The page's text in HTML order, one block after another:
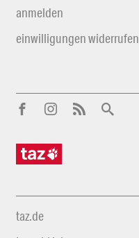
anmelden
einwilligungen widerrufen
taz.de